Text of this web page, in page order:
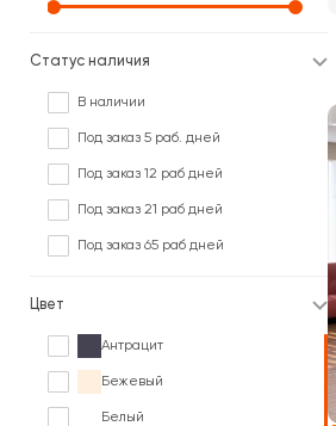
Статус наличия
В наличии
Под заказ 5 раб. дней
Под заказ 12 раб дней
Под заказ 21 раб дней
Под заказ 65 раб дней
Цвет
Антрацит
Бежевый
Белый